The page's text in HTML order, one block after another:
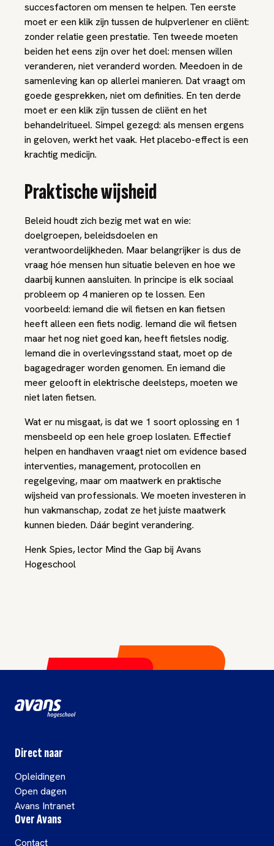
succesfactoren om mensen te helpen. Ten eerste
moet er een klik zijn tussen de hulpverlener en cliënt:
zonder relatie geen prestatie. Ten tweede moeten
beiden het eens zijn over het doel: mensen willen
veranderen, niet veranderd worden. Meedoen in de
samenleving kan op allerlei manieren. Dat vraagt om
goede gesprekken, niet om definities. En ten derde
moet er een klik zijn tussen de cliënt en het
behandelritueel. Simpel gezegd: als mensen ergens
in geloven, werkt het vaak. Het placebo-effect is een
krachtig medicijn.
Praktische wijsheid
Beleid houdt zich bezig met wat en wie:
doelgroepen, beleidsdoelen en
verantwoordelijkheden. Maar belangrijker is dus de
vraag hóe mensen hun situatie beleven en hoe we
daarbij kunnen aansluiten. In principe is elk sociaal
probleem op 4 manieren op te lossen. Een
voorbeeld: iemand die wil fietsen en kan fietsen
heeft alleen een fiets nodig. Iemand die wil fietsen
maar het nog niet goed kan, heeft fietsles nodig.
Iemand die in overlevingsstand staat, moet op de
bagagedrager worden genomen. En iemand die
meer gelooft in elektrische deelsteps, moeten we
niet laten fietsen.
Wat er nu misgaat, is dat we 1 soort oplossing en 1
mensbeeld op een hele groep loslaten. Effectief
helpen en handhaven vraagt niet om evidence based
interventies, management, protocollen en
regelgeving, maar om maatwerk en praktische
wijsheid van professionals. We moeten investeren in
hun vakmanschap, zodat ze het juiste maatwerk
kunnen bieden. Dáár begint verandering.
Henk Spies, lector Mind the Gap bij Avans
Hogeschool
Direct naar
Opleidingen
Open dagen
Avans Intranet
Over Avans
Contact